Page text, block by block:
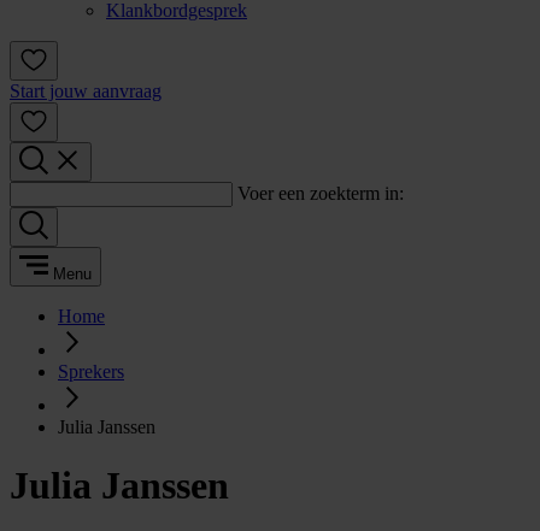
Klankbordgesprek
Start jouw aanvraag
Voer een zoekterm in:
Menu
Home
Sprekers
Julia Janssen
Julia Janssen